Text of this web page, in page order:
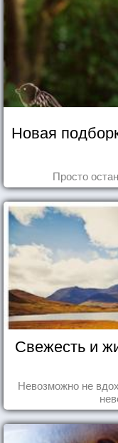
Новая
Просто
Свежесть и
Невозможно не